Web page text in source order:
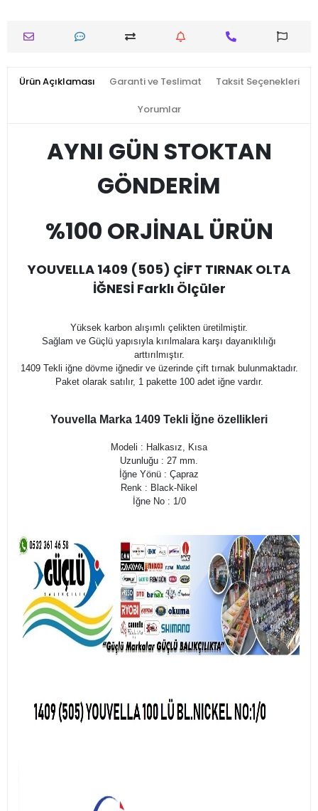
Ürün Açıklaması Garanti ve Teslimat Taksit Seçenekleri
Yorumlar
AYNI GÜN STOKTAN
GÖNDERİM
%100 ORJİNAL ÜRÜN
YOUVELLA 1409 (505) ÇİFT TIRNAK OLTA
İĞNESİ Farklı Ölçüler
Yüksek karbon alışımlı çelikten üretilmiştir.
Sağlam ve Güçlü yapısıyla kırılmalara karşı dayanıklılığı
arttırılmıştır.
1409 Tekli iğne dövme iğnedir ve üzerinde çift tırnak bulunmaktadır.
Paket olarak satılır, 1 pakette 100 adet iğne vardır.
Youvella Marka 1409 Tekli İğne özellikleri
Modeli : Halkasız, Kısa
Uzunluğu : 27 mm.
İğne Yönü : Çapraz
Renk : Black-Nikel
İğne No : 1/0